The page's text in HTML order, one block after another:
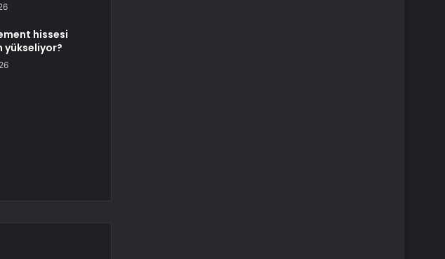
hissesi
yükseliyor?